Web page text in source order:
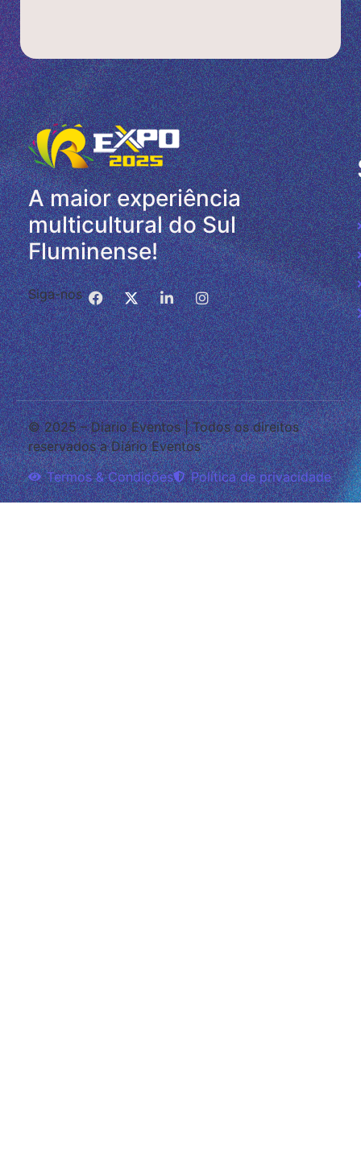
A maior experiência
multicultural do Sul
Fluminense!
Siga-nos
© 2025 – Diario Eventos | Todos os direitos
reservados a Diário Eventos
Termos & Condições
Política de privacidade